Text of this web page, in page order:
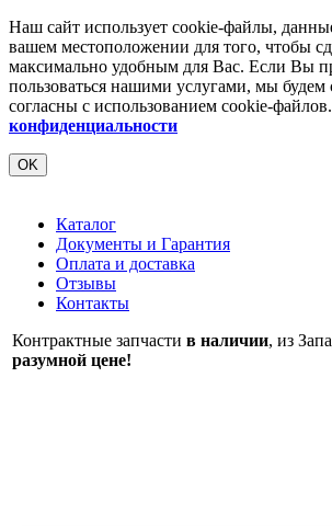
Наш сайт использует cookie-файлы,
вашем местоположении для того, чтобы
максимально удобным для Вас. Если Вы
пользоваться нашими услугами, мы будем
согласны с использованием cookie-файлов.
конфиденциальности
OK
Каталог
Документы и Гарантия
Оплата и доставка
Отзывы
Контакты
Контрактные запчасти в наличии, из
разумной цене!